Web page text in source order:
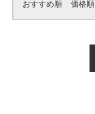
おすすめ順 価格順